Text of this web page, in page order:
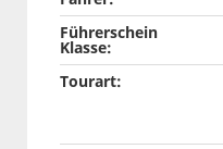
Führerschein
Klasse:
Tourart: